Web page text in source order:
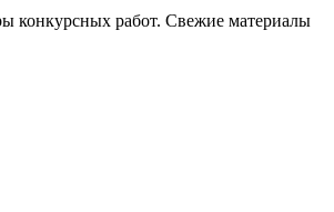
конкурсных работ. Свежие материалы